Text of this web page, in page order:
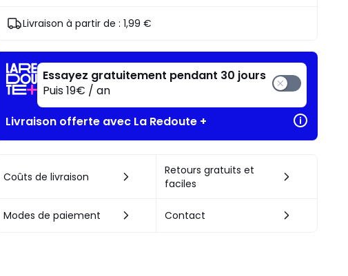
22,09
profiteLivraison à partir de :1,99 €
Essayez gratuitement pendant 30 jours
Puis 19€ / an
Livraison offerte avec La Redoute +
Coûts de livraison
Retours gratuits et
faciles
Modes de paiement Contact